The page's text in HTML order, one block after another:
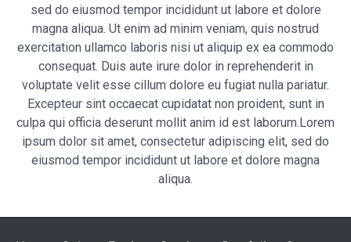
sed do eiusmod tempor incididunt ut labore et dolore
magna aliqua. Ut enim ad minim veniam, quis nostrud
exercitation ullamco laboris nisi ut aliquip ex ea commodo
consequat. Duis aute irure dolor in reprehenderit in
voluptate velit esse cillum dolore eu fugiat nulla pariatur.
Excepteur sint occaecat cupidatat non proident, sunt in
culpa qui officia deserunt mollit anim id est laborum.Lorem
ipsum dolor sit amet, consectetur adipiscing elit, sed do
eiusmod tempor incididunt ut labore et dolore magna
aliqua.